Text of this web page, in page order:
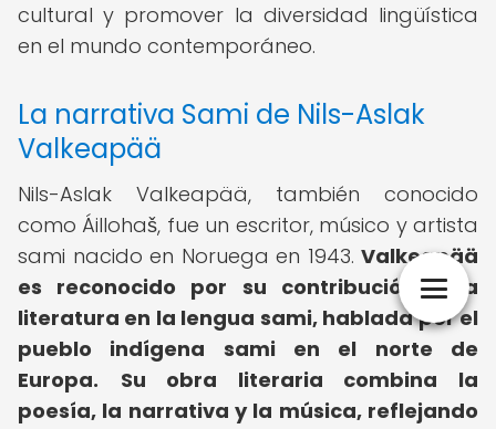
cultural y promover la diversidad lingüística
en el mundo contemporáneo.
La narrativa Sami de Nils-Aslak
Valkeapää
Nils-Aslak Valkeapää, también conocido
como Áillohaš, fue un escritor, músico y artista
sami nacido en Noruega en 1943. Valkeapää
es reconocido por su contribución a la
literatura en la lengua sami, hablada por el
pueblo indígena sami en el norte de
Europa.
Su obra literaria combina la
poesía, la narrativa y la música, reflejando